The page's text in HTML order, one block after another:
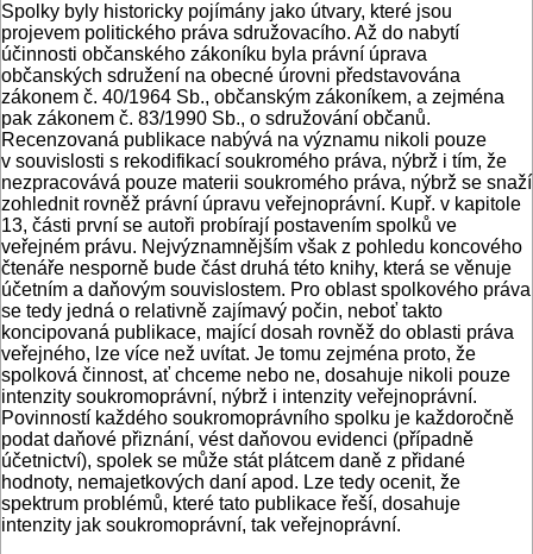
Spolky byly historicky pojímány jako útvary, které jsou
projevem politického práva sdružovacího. Až do nabytí
účinnosti občanského zákoníku byla právní úprava
občanských sdružení na obecné úrovni představována
zákonem č. 40/1964 Sb., občanským zákoníkem, a zejména
pak zákonem č. 83/1990 Sb., o sdružování občanů.
Recenzovaná publikace nabývá na významu nikoli pouze
v souvislosti s rekodifikací soukromého práva, nýbrž i tím, že
nezpracovává pouze materii soukromého práva, nýbrž se snaží
zohlednit rovněž právní úpravu veřejnoprávní. Kupř. v kapitole
13, části první se autoři probírají postavením spolků ve
veřejném právu. Nejvýznamnějším však z pohledu koncového
čtenáře nesporně bude část druhá této knihy, která se věnuje
účetním a daňovým souvislostem. Pro oblast spolkového práva
se tedy jedná o relativně zajímavý počin, neboť takto
koncipovaná publikace, mající dosah rovněž do oblasti práva
veřejného, lze více než uvítat. Je tomu zejména proto, že
spolková činnost, ať chceme nebo ne, dosahuje nikoli pouze
intenzity soukromoprávní, nýbrž i intenzity veřejnoprávní.
Povinností každého soukromoprávního spolku je každoročně
podat daňové přiznání, vést daňovou evidenci (případně
účetnictví), spolek se může stát plátcem daně z přidané
hodnoty, nemajetkových daní apod. Lze tedy ocenit, že
spektrum problémů, které tato publikace řeší, dosahuje
intenzity jak soukromoprávní, tak veřejnoprávní.